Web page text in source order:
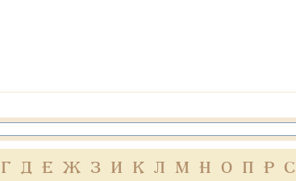
Г Д Е Ж З И К Л М Н О П Р С